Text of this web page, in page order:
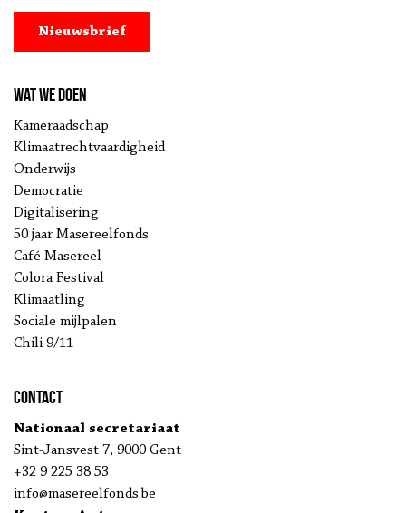
Nieuwsbrief
Wat we doen
Kameraadschap
Klimaatrechtvaardigheid
Onderwijs
Democratie
Digitalisering
50 jaar Masereelfonds
Café Masereel
Colora Festival
Klimaatling
Sociale mijlpalen
Chili 9/11
Contact
Nationaal secretariaat
Sint-Jansvest 7, 9000 Gent
+32 9 225 38 53
info@masereelfonds.be